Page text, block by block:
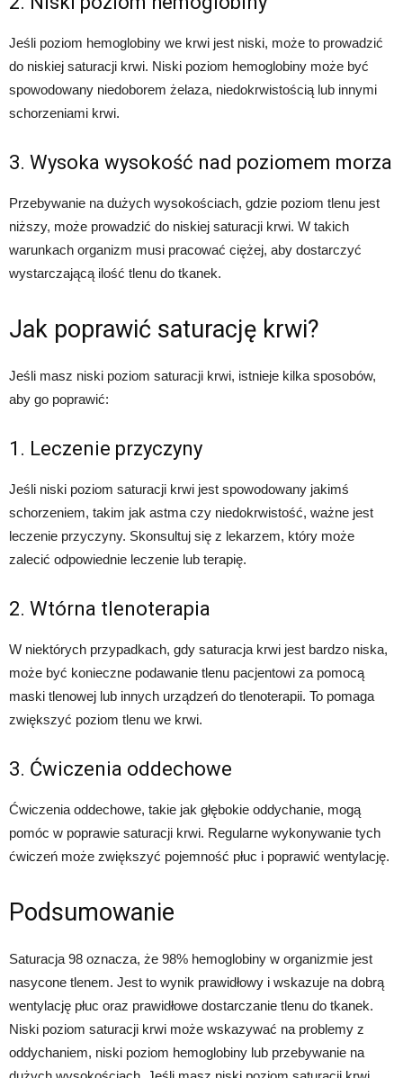
Jeśli poziom hemoglobiny we krwi jest niski, może to prowadzić
do niskiej saturacji krwi. Niski poziom hemoglobiny może być
spowodowany niedoborem żelaza, niedokrwistością lub innymi
schorzeniami krwi.
3. Wysoka wysokość nad poziomem morza
Przebywanie na dużych wysokościach, gdzie poziom tlenu jest
niższy, może prowadzić do niskiej saturacji krwi. W takich
warunkach organizm musi pracować ciężej, aby dostarczyć
wystarczającą ilość tlenu do tkanek.
Jak poprawić saturację krwi?
Jeśli masz niski poziom saturacji krwi, istnieje kilka sposobów,
aby go poprawić:
1. Leczenie przyczyny
Jeśli niski poziom saturacji krwi jest spowodowany jakimś
schorzeniem, takim jak astma czy niedokrwistość, ważne jest
leczenie przyczyny. Skonsultuj się z lekarzem, który może
zalecić odpowiednie leczenie lub terapię.
2. Wtórna tlenoterapia
W niektórych przypadkach, gdy saturacja krwi jest bardzo niska,
może być konieczne podawanie tlenu pacjentowi za pomocą
maski tlenowej lub innych urządzeń do tlenoterapii. To pomaga
zwiększyć poziom tlenu we krwi.
3. Ćwiczenia oddechowe
Ćwiczenia oddechowe, takie jak głębokie oddychanie, mogą
pomóc w poprawie saturacji krwi. Regularne wykonywanie tych
ćwiczeń może zwiększyć pojemność płuc i poprawić wentylację.
Podsumowanie
Saturacja 98 oznacza, że 98% hemoglobiny w organizmie jest
nasycone tlenem. Jest to wynik prawidłowy i wskazuje na dobrą
wentylację płuc oraz prawidłowe dostarczanie tlenu do tkanek.
Niski poziom saturacji krwi może wskazywać na problemy z
oddychaniem, niski poziom hemoglobiny lub przebywanie na